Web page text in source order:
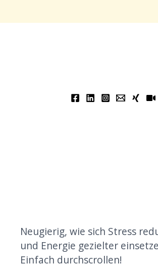
Neugierig, wie sich Stress
und Energie gezielter
Einfach durchscrollen!